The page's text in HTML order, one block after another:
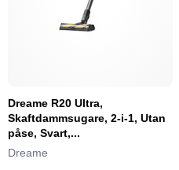
Dreame R20 Ultra,
Skaftdammsugare, 2-i-1, Utan
påse, Svart,...
Dreame